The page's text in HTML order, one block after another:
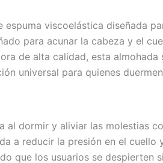
viscoelástica diseñada
para acunar la cabeza y el
de alta calidad, esta
universal para quienes
al dormir y aliviar las molestias
a reducir la presión en el
que los usuarios se despierten